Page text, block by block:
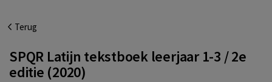
Terug
SPQR Latijn tekstboek leerjaar 1-3 / 2e
editie (2020)